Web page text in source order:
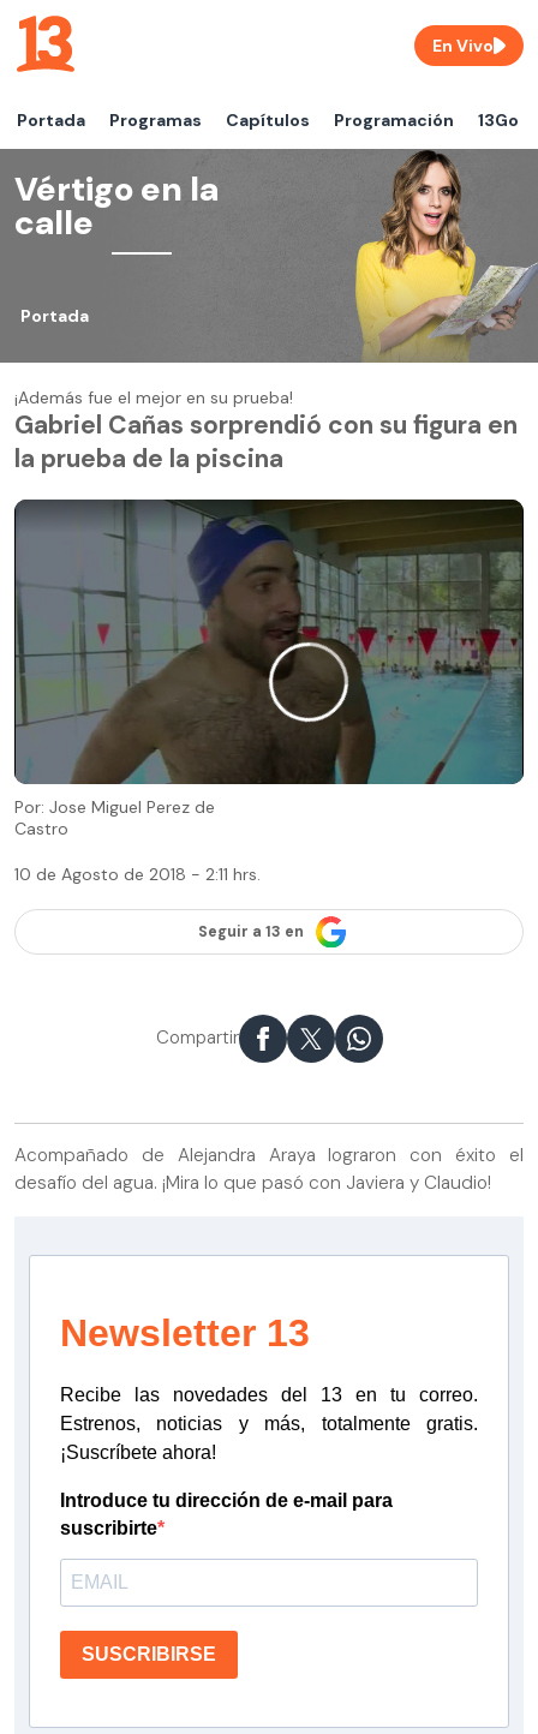
Portada Programas Capítulos Programación 13Go
En Vivo
Vértigo en la
calle
Portada
¡Además fue el mejor en su prueba!
Gabriel Cañas sorprendió con su figura en
la prueba de la piscina
Por: Jose Miguel Perez de
Castro
10 de Agosto de 2018 - 2:11 hrs.
Seguir a 13 en
Compartir
Acompañado de Alejandra Araya lograron con éxito el
desafío del agua. ¡Mira lo que pasó con Javiera y Claudio!
Newsletter 13
Recibe las novedades del 13 en tu correo.
Estrenos, noticias y más, totalmente gratis.
¡Suscríbete ahora!
Introduce tu dirección de e-mail para
suscribirte
SUSCRIBIRSE